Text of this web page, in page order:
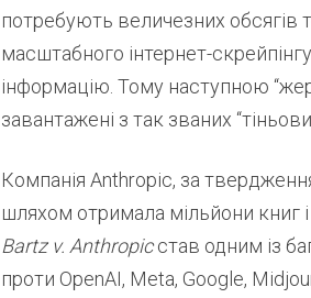
потребують величезних обсягів
масштабного інтернет-
інформацію. Тому наступною
завантажені з так званих
Компанія Anthropic, за
шляхом отримала мільйони книг
Bartz v. Anthropicстав одним із
проти OpenAI, Meta, Google,